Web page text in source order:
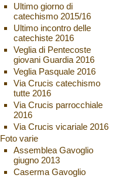
Ultimo giorno di
catechismo 2015/16
Ultimo incontro delle
catechiste 2016
Veglia di Pentecoste
giovani Guardia 2016
Veglia Pasquale 2016
Via Crucis catechismo
tutte 2016
Via Crucis parrocchiale
2016
Via Crucis vicariale 2016
Foto varie
Assemblea Gavoglio
giugno 2013
Caserma Gavoglio